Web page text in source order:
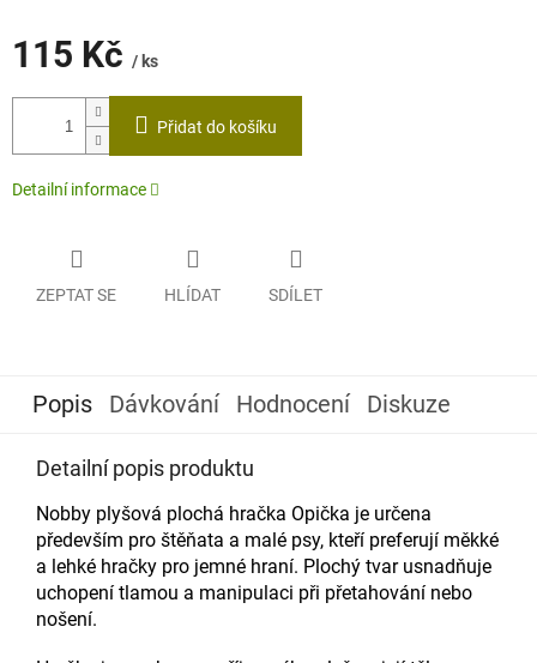
115 Kč / ks
Měrná
Přidat do košíku
Detailní informace
ZEPTAT SE HLÍDAT SDÍLET
Popis Dávkování Hodnocení Diskuze
Detailní popis produktu
Nobby plyšová plochá hračka Opička je určena
především pro štěňata a malé psy, kteří preferují měkké
a lehké hračky pro jemné hraní. Plochý tvar usnadňuje
uchopení tlamou a manipulaci při přetahování nebo
nošení.